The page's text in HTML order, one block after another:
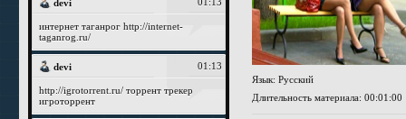
Язык: Русский
Длительность материала: 00:01:00